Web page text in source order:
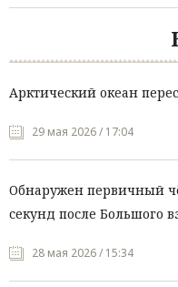
Арктический океан
29 мая 2026 / 17:04
Обнаружен первичный
секунд после Большого
28 мая 2026 / 15:34